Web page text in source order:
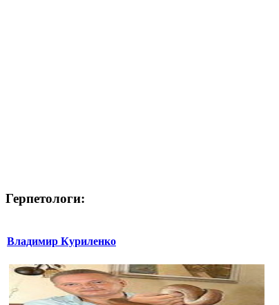
Герпетологи:
Владимир Куриленко